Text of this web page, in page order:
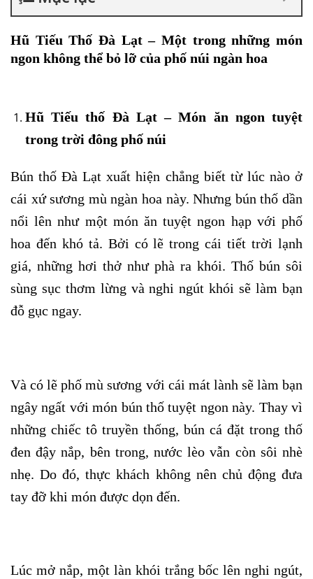
Hũ Tiếu Thố Đà Lạt – Một trong những món
ngon không thể bỏ lỡ của phố núi ngàn hoa
Hũ Tiếu thố Đà Lạt – Món ăn ngon tuyệt
trong trời đông phố núi
Bún thố Đà Lạt xuất hiện chẳng biết từ lúc nào ở
cái xứ sương mù ngàn hoa này. Nhưng bún thố dần
nổi lên như một món ăn tuyệt ngon hạp với phố
hoa đến khó tả. Bởi có lẽ trong cái tiết trời lạnh
giá, những hơi thở như phà ra khói. Thố bún sôi
sùng sục thơm lừng và nghi ngút khói sẽ làm bạn
đỗ gục ngay.
Và có lẽ phố mù sương với cái mát lành sẽ làm bạn
ngây ngất với món bún thố tuyệt ngon này. Thay vì
những chiếc tô truyền thống, bún cá đặt trong thố
đen đậy nắp, bên trong, nước lèo vẫn còn sôi nhè
nhẹ. Do đó, thực khách không nên chủ động đưa
tay đỡ khi món được dọn đến.
Lúc mở nắp, một làn khói trắng bốc lên nghi ngút,